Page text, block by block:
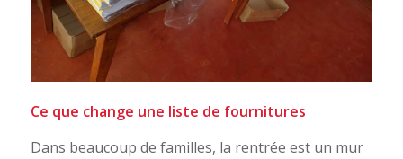
Ce que change une liste de fournitures
Dans beaucoup de familles, la rentrée est un mur